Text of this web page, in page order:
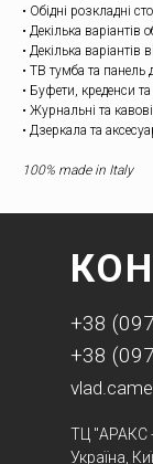
• Обідні розкладні
• Декілька варіантів
• Декілька варіантів
• ТВ тумба та панель
• Буфети, креденси
• Журнальні та
• Дзеркала та
100% made in Italy
+38
+38
ТЦ "АРАКС
Україна,